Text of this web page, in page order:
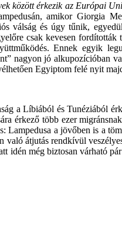
között érkezik az Európai
amikor Giorgia
válság és úgy tűnik,
csak kevesen
Ennek egyik
nagyon jó alkupozícióban
Egyiptom felé nyit
a Líbiából és Tunéziából
érkező több ezer
a jövőben is a
átjutás rendkívül
idén még biztosan várható